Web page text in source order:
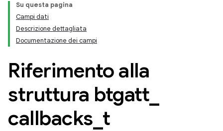
Su questa pagina
Campi dati
Descrizione dettagliata
Documentazione dei campi
Riferimento alla
struttura btgatt
callbacks t